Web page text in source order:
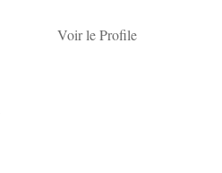
Voir le Profile